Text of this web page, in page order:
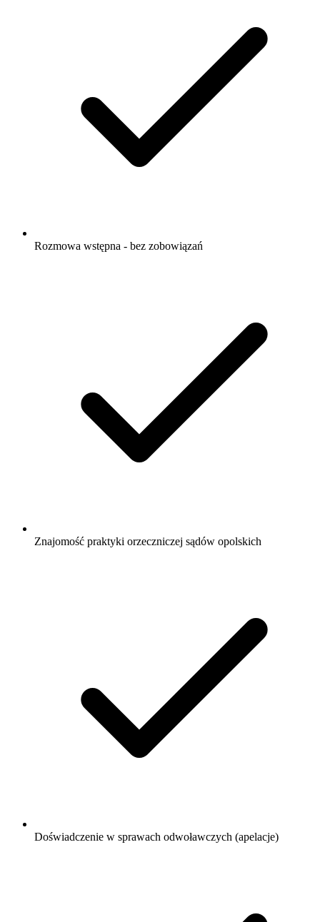
Rozmowa wstępna - bez zobowiązań
Znajomość praktyki orzeczniczej sądów opolskich
Doświadczenie w sprawach odwoławczych (apelacje)